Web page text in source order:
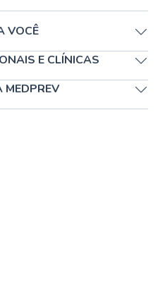
VOCÊ
E CLÍNICAS
MEDPREV